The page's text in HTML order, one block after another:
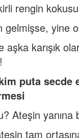
rengin
yine
karışık
puta
Ateşin yanına
tam